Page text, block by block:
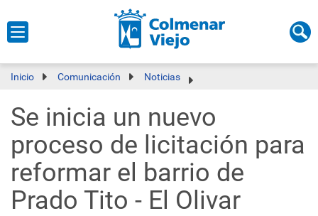
Inicio Comunicación Noticias
Se inicia un nuevo
proceso de licitación para
reformar el barrio de
Prado Tito - El Olivar